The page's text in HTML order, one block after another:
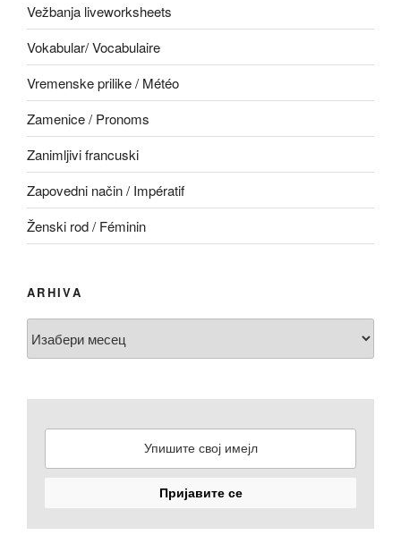
Vežbanja liveworksheets
Vokabular/ Vocabulaire
Vremenske prilike / Météo
Zamenice / Pronoms
Zanimljivi francuski
Zapovedni način / Impératif
Ženski rod / Féminin
ARHIVA